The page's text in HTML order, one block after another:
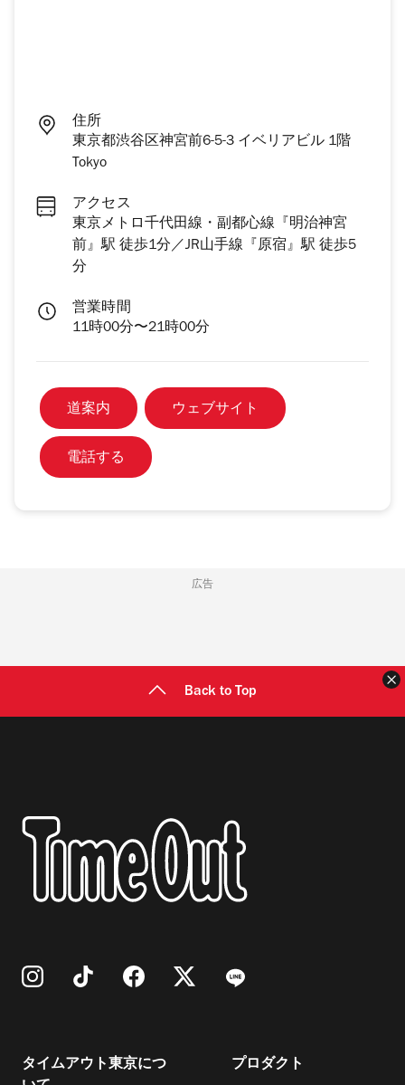
住所
東京都渋谷区神宮前6-5-3 イベリアビル 1階
Tokyo
アクセス
東京メトロ千代田線・副都心線『明治神宮
前』駅 徒歩1分／JR山手線『原宿』駅 徒歩5
分
営業時間
11時00分〜21時00分
道案内 ウェブサイト
電話する
広告
Back to Top
タイムアウト東京につ
プロダクト